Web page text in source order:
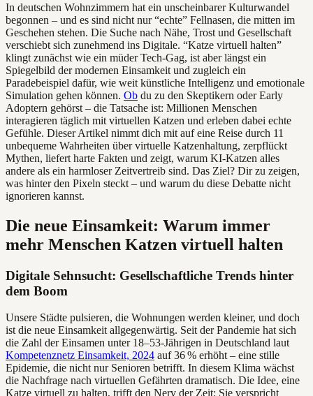
In deutschen Wohnzimmern hat ein unscheinbarer Kulturwandel
begonnen – und es sind nicht nur “echte” Fellnasen, die mitten im
Geschehen stehen. Die Suche nach Nähe, Trost und Gesellschaft
verschiebt sich zunehmend ins Digitale. “Katze virtuell halten”
klingt zunächst wie ein müder Tech-Gag, ist aber längst ein
Spiegelbild der modernen Einsamkeit und zugleich ein
Paradebeispiel dafür, wie weit künstliche Intelligenz und emotionale
Simulation gehen können. Ob du zu den Skeptikern oder Early
Adoptern gehörst – die Tatsache ist: Millionen Menschen
interagieren täglich mit virtuellen Katzen und erleben dabei echte
Gefühle. Dieser Artikel nimmt dich mit auf eine Reise durch 11
unbequeme Wahrheiten über virtuelle Katzenhaltung, zerpflückt
Mythen, liefert harte Fakten und zeigt, warum KI-Katzen alles
andere als ein harmloser Zeitvertreib sind. Das Ziel? Dir zu zeigen,
was hinter den Pixeln steckt – und warum du diese Debatte nicht
ignorieren kannst.
Die neue Einsamkeit: Warum immer
mehr Menschen Katzen virtuell halten
Digitale Sehnsucht: Gesellschaftliche Trends hinter
dem Boom
Unsere Städte pulsieren, die Wohnungen werden kleiner, und doch
ist die neue Einsamkeit allgegenwärtig. Seit der Pandemie hat sich
die Zahl der Einsamen unter 18–53-Jährigen in Deutschland laut
Kompetenznetz Einsamkeit, 2024 auf 36 % erhöht – eine stille
Epidemie, die nicht nur Senioren betrifft. In diesem Klima wächst
die Nachfrage nach virtuellen Gefährten dramatisch. Die Idee, eine
Katze virtuell zu halten, trifft den Nerv der Zeit: Sie verspricht